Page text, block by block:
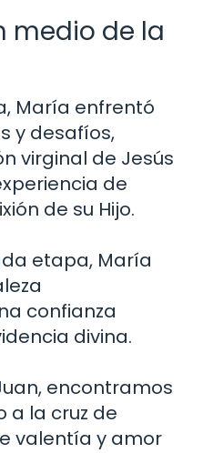
medio de la
María enfrentó
y desafíos,
virginal de Jesús
de
de su Hijo.
etapa, María
confianza
divina.
encontramos
a la cruz de
valentía y amor